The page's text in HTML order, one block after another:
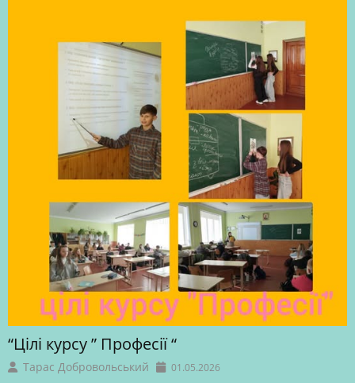
“Цілі курсу ” Професії “
Тарас Добровольський 01.05.2026